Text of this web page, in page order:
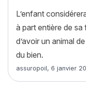
L’enfant
à part entière de
d’avoir un animal
du bien.
Article rédigé par
assuropoil, 6 janvier